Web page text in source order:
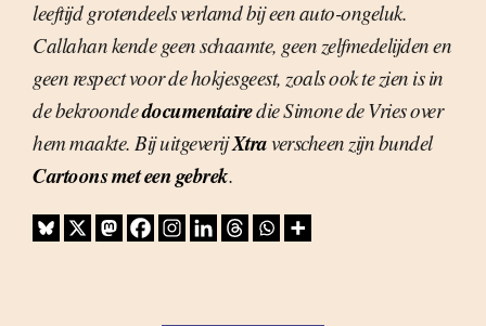
leeftijd grotendeels verlamd bij een auto-ongeluk.
Callahan kende geen schaamte, geen zelfmedelijden en
geen respect voor de hokjesgeest, zoals ook te zien is in
de bekroondedocumentairedie Simone de Vries over
hem maakte. Bij uitgeverijXtraverscheen zijn bundel
Cartoons met een gebrek.